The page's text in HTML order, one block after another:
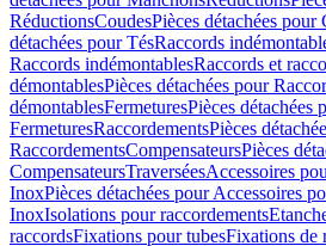
RéductionsCoudesPièces détachées pour
détachées pour TésRaccords
Raccords indémontablesRaccords et
démontablesPièces détachées pour
démontablesFermeturesPièces détachées
FermeturesRaccordementsPièces
RaccordementsCompensateursPièces
CompensateursTraverséesAccessoires
InoxPièces détachées pour Accessoires
InoxIsolations pour raccordements
raccordsFixations pour tubesFixations de